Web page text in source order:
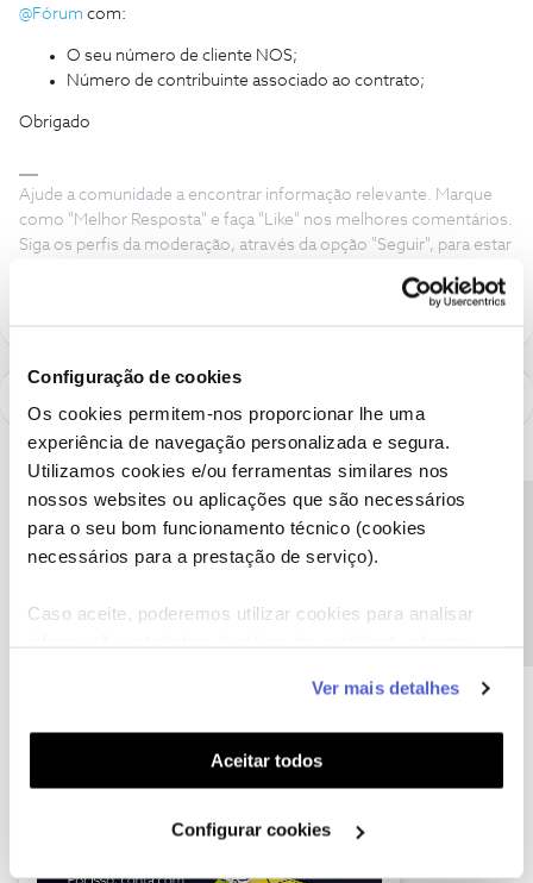
Configuração de cookies
Os cookies permitem-nos proporcionar lhe uma
experiência de navegação personalizada e segura.
Utilizamos cookies e/ou ferramentas similares nos
nossos websites ou aplicações que são necessários
para o seu bom funcionamento técnico (cookies
necessários para a prestação de serviço).
Caso aceite, poderemos utilizar cookies para analisar
funcionalidades (cookies de personalização e
funcionalidade) e adaptar anúncios aos seus interesses
(cookies de publicidade personalizada). Pode gerir a
utilização dos cookies clicando em "Configurar
Ver mais detalhes
Aceitar todos
Configurar cookies
@Fórum com:
O seu número de cliente NOS;
Número de contribuinte associado ao contrato;
Obrigado
Ajude a comunidade a encontrar informação relevante. Marque
como "Melhor Resposta" e faça "Like" nos melhores comentários.
Siga os perfis da moderação, através da opção "Seguir", para estar